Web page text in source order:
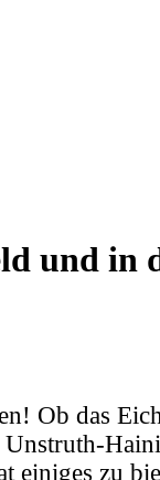
und in
Ob das
Unstruth-
einiges zu